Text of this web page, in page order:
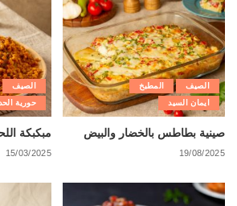
الصيف
المطبخ
ايمان السيد
صينية بطاطس بالخضار والبيض
19/08/2025
الصيف
حورية
مبكبكة
15/03/2025